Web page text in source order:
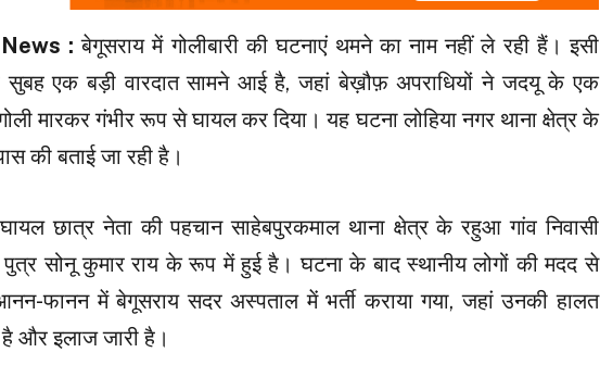
News :बेगूसराय में गोलीबारी की घटनाएं थमने का नाम नहीं ले रही हैं। इसी
सुबह एक बड़ी वारदात सामने आई है, जहां बेख़ौफ़ अपराधियों ने जदयू के एक
मारकर गंभीर रूप से घायल कर दिया। यह घटना लोहिया नगर थाना क्षेत्र के
की बताई जा रही है।
छात्र नेता की पहचान साहेबपुरकमाल थाना क्षेत्र के रहुआ गांव निवासी
सोनू कुमार राय के रूप में हुई है। घटना के बाद स्थानीय लोगों की मदद से
फानन में बेगूसराय सदर अस्पताल में भर्ती कराया गया, जहां उनकी हालत
और इलाज जारी है।